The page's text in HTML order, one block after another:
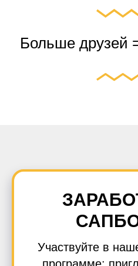
Больше друзей
Участвуйте в